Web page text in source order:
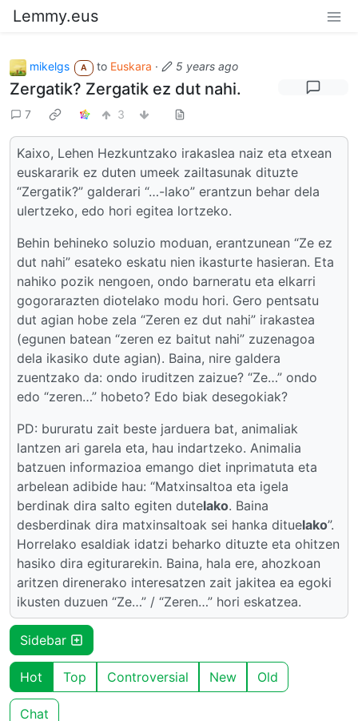
Lemmy.eus
mikelgs A to Euskara · 5 years ago
Zergatik? Zergatik ez dut nahi.
7 3
Kaixo, Lehen Hezkuntzako irakaslea naiz eta etxean
euskararik ez duten umeek zailtasunak dituzte
“Zergatik?” galderari “…-lako” erantzun behar dela
ulertzeko, edo hori egitea lortzeko.
Behin behineko soluzio moduan, erantzunean “Ze ez
dut nahi” esateko eskatu nien ikasturte hasieran. Eta
nahiko pozik nengoen, ondo barneratu eta elkarri
gogorarazten diotelako modu hori. Gero pentsatu
dut agian hobe zela “Zeren ez dut nahi” irakastea
(egunen batean “zeren ez baitut nahi” zuzenagoa
dela ikasiko dute agian). Baina, nire galdera
zuentzako da: ondo iruditzen zaizue? “Ze…” ondo
edo “zeren…” hobeto? Edo biak desegokiak?
PD: bururatu zait beste jarduera bat, animaliak
lantzen ari garela eta, hau indartzeko. Animalia
batzuen informazioa emango diet inprimatuta eta
arbelean adibide hau: “Matxinsaltoa eta igela
berdinak dira salto egiten dutelako. Baina
desberdinak dira matxinsaltoak sei hanka dituelako”.
Horrelako esaldiak idatzi beharko dituzte eta ohitzen
hasiko dira egiturarekin. Baina, hala ere, ahozkoan
aritzen direnerako interesatzen zait jakitea ea egoki
ikusten duzuen “Ze…” / “Zeren…” hori eskatzea.
Sidebar
Hot Top Controversial New Old
Chat